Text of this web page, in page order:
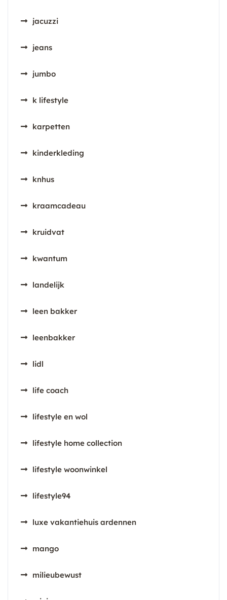
jacuzzi
jeans
jumbo
k lifestyle
karpetten
kinderkleding
knhus
kraamcadeau
kruidvat
kwantum
landelijk
leen bakker
leenbakker
lidl
life coach
lifestyle en wol
lifestyle home collection
lifestyle woonwinkel
lifestyle94
luxe vakantiehuis ardennen
mango
milieubewust